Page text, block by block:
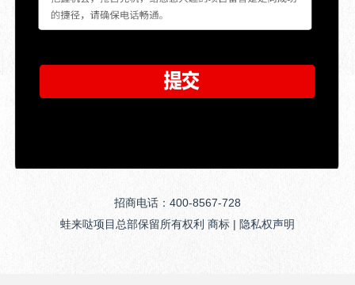
招商电话：400-8567-728
蛙来哒项目总部保留所有权利 商标 | 隐私权声明